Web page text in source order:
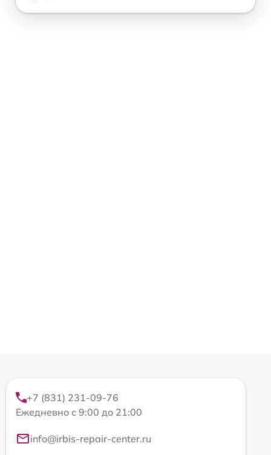
+7 (831) 231-09-76
Ежедневно с 9:00 до 21:00
info@irbis-repair-center.ru